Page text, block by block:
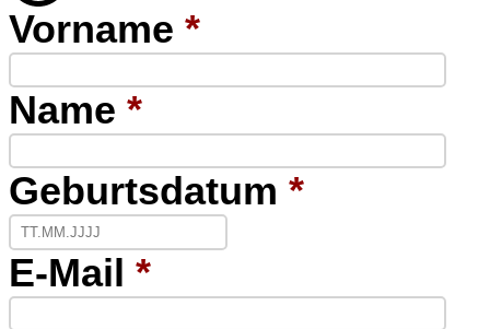
Vorname *
Name *
Geburtsdatum *
E-Mail *